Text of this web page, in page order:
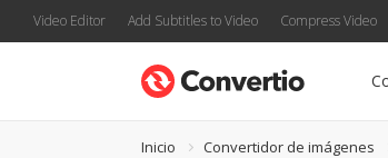
Video Editor Add Subtitles to Video Compress Video
Inicio Convertidor de imágenes